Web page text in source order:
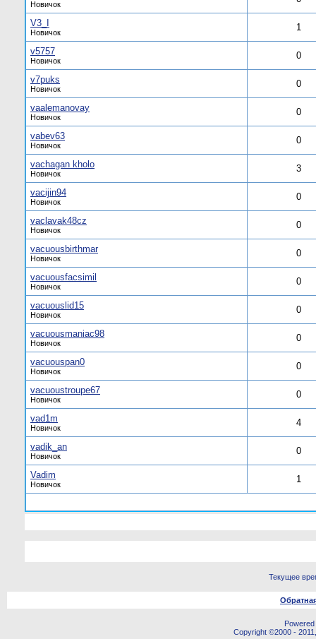
Новичок
V3_I
Новичок 1
v5757
Новичок 0
v7puks
Новичок 0
vaalemanovay
Новичок 0
vabev63
Новичок 0
vachagan kholo
Новичок 3
vacijin94
Новичок 0
vaclavak48cz
Новичок 0
vacuousbirthmar
Новичок 0
vacuousfacsimil
Новичок 0
vacuouslid15
Новичок 0
vacuousmaniac98
Новичок 0
vacuouspan0
Новичок 0
vacuoustroupe67
Новичок 0
vad1m
Новичок 4
vadik_an
Новичок 0
Vadim
Новичок 1
Текущее
Copyright ©2000 -